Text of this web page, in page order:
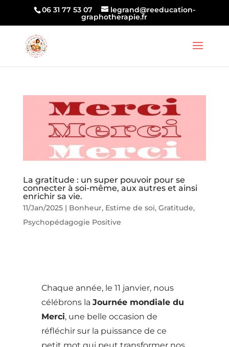
06 31 77 53 07 legrand@reeducation-
graphotherapie.fr
La gratitude : un super pouvoir pour se
connecter à soi-même, aux autres et ainsi
enrichir sa vie.
11/Jan/2025| Bonheur, Estime de soi, Gratitude,
Psychopédagogie Positive
Chaque année, le 11 janvier, nous
célébrons la Journée mondiale du
Merci, une belle occasion de
réfléchir sur la puissance de ce